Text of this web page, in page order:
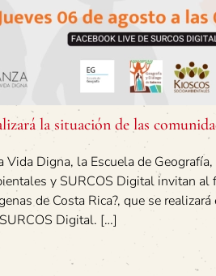
la situación de las
Vida Digna, la Escuela de
y SURCOS Digital invitan al
de Costa Rica?, que se
Digital. […]